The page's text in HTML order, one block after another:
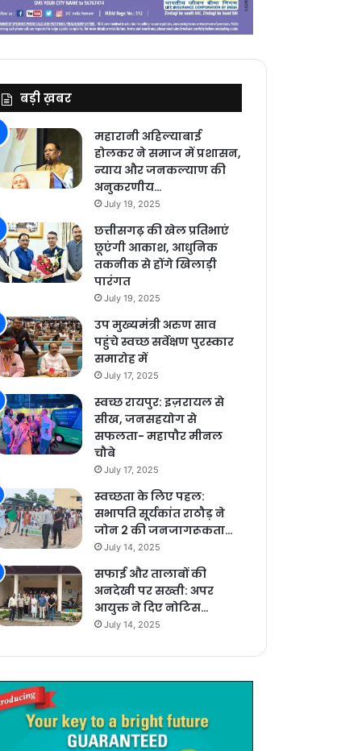
बड़ी ख़बर
महारानी अहिल्याबाई
होलकर ने समाज में प्रशासन,
न्याय और जनकल्याण की
अनुकरणीय…
July 19, 2025
छत्तीसगढ़ की खेल प्रतिभाएं
छूएंगी आकाश, आधुनिक
तकनीक से होंगे खिलाड़ी
पारंगत
July 19, 2025
उप मुख्यमंत्री अरुण साव
पहुंचे स्वच्छ सर्वेक्षण पुरस्कार
समारोह में
July 17, 2025
स्वच्छ रायपुर: इज़रायल से
सीख, जनसहयोग से
सफलता- महापौर मीनल
चौबे
July 17, 2025
स्वच्छता के लिए पहल:
सभापति सूर्यकांत राठौड़ ने
जोन 2 की जनजागरूकता…
July 14, 2025
सफाई और तालाबों की
अनदेखी पर सख्ती: अपर
आयुक्त ने दिए नोटिस…
July 14, 2025